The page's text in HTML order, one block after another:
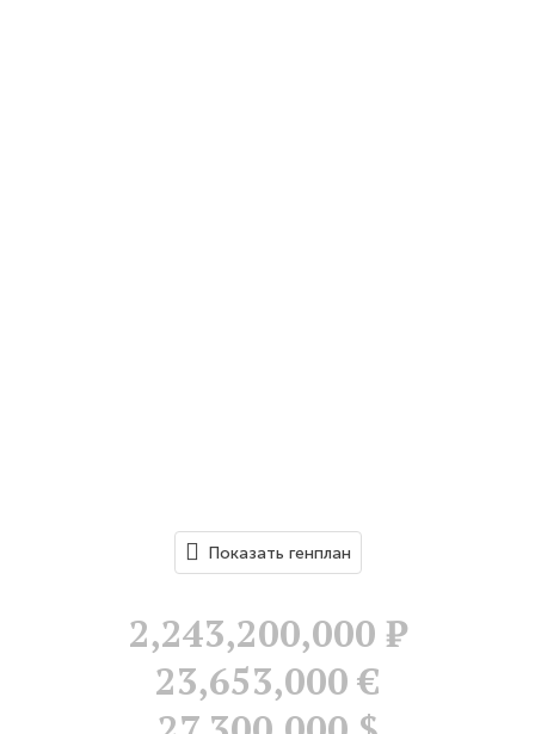
Показать генплан
2,243,200,000 Р
23,653,000 €